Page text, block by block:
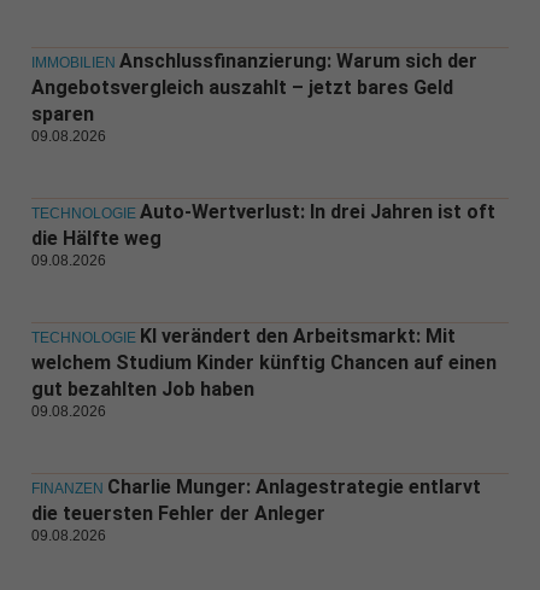
IMMOBILIEN Anschlussfinanzierung: Warum sich der
Angebotsvergleich auszahlt – jetzt bares Geld
sparen
09.08.2026
TECHNOLOGIE Auto-Wertverlust: In drei Jahren ist oft
die Hälfte weg
09.08.2026
TECHNOLOGIE KI verändert den Arbeitsmarkt: Mit
welchem Studium Kinder künftig Chancen auf einen
gut bezahlten Job haben
09.08.2026
FINANZEN Charlie Munger: Anlagestrategie entlarvt
die teuersten Fehler der Anleger
09.08.2026